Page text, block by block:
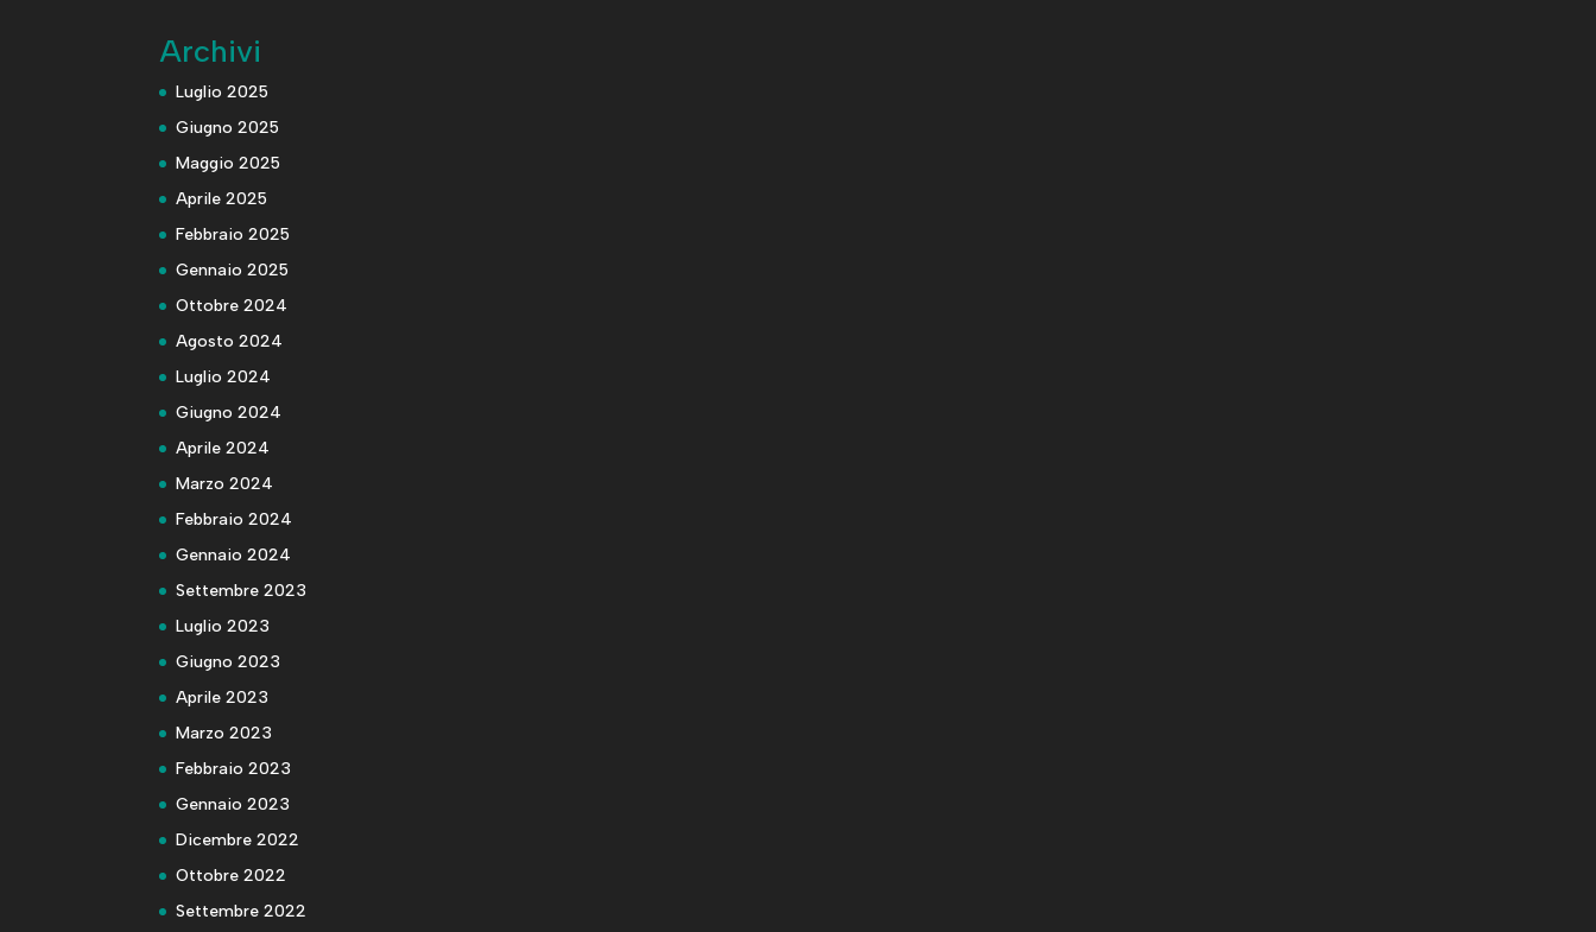
Archivi
Luglio 2025
Giugno 2025
Maggio 2025
Aprile 2025
Febbraio 2025
Gennaio 2025
Ottobre 2024
Agosto 2024
Luglio 2024
Giugno 2024
Aprile 2024
Marzo 2024
Febbraio 2024
Gennaio 2024
Settembre 2023
Luglio 2023
Giugno 2023
Aprile 2023
Marzo 2023
Febbraio 2023
Gennaio 2023
Dicembre 2022
Ottobre 2022
Settembre 2022